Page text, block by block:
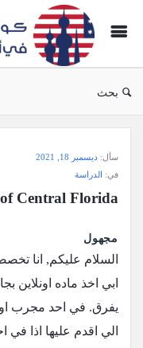
بحث
وجواب
أمريكا
الاحدث
أسئلة
سأل: ديسمبر 18, 2021
في: الدراسة
Central Florida
مجهول
ابي اخذ ماده اونلاين
يفرق. في احد مجرب او
الي اقدم عليها اذا